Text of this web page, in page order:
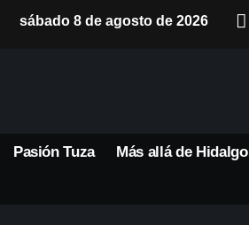
sábado 8 de agosto de 2026
Pasión Tuza Más allá de Hidalgo